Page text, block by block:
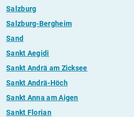
Salzburg
Salzburg-Bergheim
Sand
Sankt Aegidi
Sankt Andrä am Zicksee
Sankt Andrä-Höch
Sankt Anna am Aigen
Sankt Florian